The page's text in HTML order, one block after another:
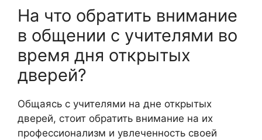
На что обратить внимание
в общении с учителями во
время дня открытых
дверей?
Общаясь с учителями на дне открытых
дверей, стоит обратить внимание на их
профессионализм и увлеченность своей